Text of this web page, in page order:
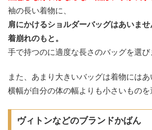
袖の長い着物に、
肩にかけるショルダーバッグはあいませ
着崩れのもと。
手で持つのに適度な長さのバッグを選び
また、あまり大きいバッグは着物にはあ
横幅が自分の体の幅よりも小さいものを
ヴィトンなどのブランドかばん